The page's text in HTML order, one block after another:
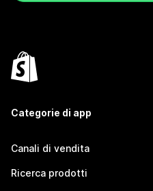
Categorie di app
Canali di vendita
Ricerca prodotti